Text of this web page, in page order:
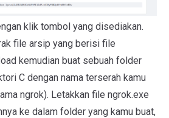
klik tombol yang disediakan.
file arsip yang berisi file
kemudian buat sebuah folder
C dengan nama terserah kamu
ngrok). Letakkan file ngrok.exe
ke dalam folder yang kamu buat,